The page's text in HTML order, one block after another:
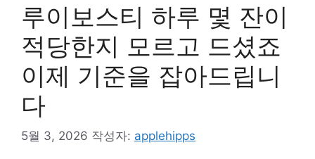
루이보스티 하루 몇 잔이
적당한지 모르고 드셨죠
이제 기준을 잡아드립니
다
5월 3, 2026 작성자: applehipps